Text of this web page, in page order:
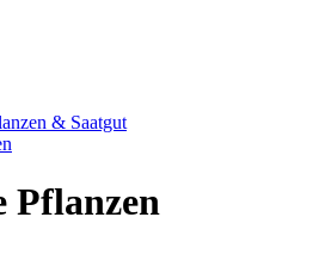
& Saatgut
Pflanzen